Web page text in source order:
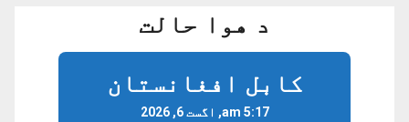
د هوا حالت
کابل افغانستان
5:17 am, اگست 6, 2026